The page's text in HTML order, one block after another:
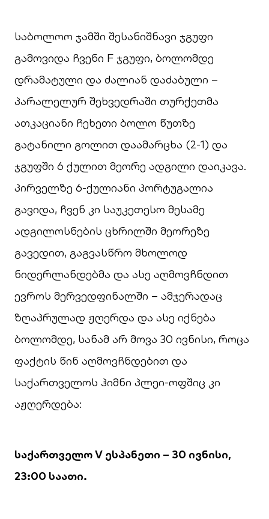
საბოლოო ჯამში შესანიშნავი ჯგუფი
გამოვიდა ჩვენი F ჯგუფი, ბოლომდე
დრამატული და ძალიან დაძაბული –
პარალელურ შეხვედრაში თურქეთმა
ათკაციანი ჩეხეთი ბოლო წუთზე
გატანილი გოლით დაამარცხა (2-1) და
ჯგუფში 6 ქულით მეორე ადგილი დაიკავა.
პირველზე 6-ქულიანი პორტუგალია
გავიდა, ჩვენ კი საუკეთესო მესამე
ადგილოსნების ცხრილში მეორეზე
გავედით, გაგვასწრო მხოლოდ
ნიდერლანდებმა და ასე აღმოვჩნდით
ევროს მერვედფინალში – ამჯერადაც
ზღაპრულად ჟღერდა და ასე იქნება
ბოლომდე, სანამ არ მოვა 30 ივნისი, როცა
ფაქტის წინ აღმოვჩნდებით და
საქართველოს ჰიმნი პლეი-ოფშიც კი
აჟღერდება:
საქართველოV ესპანეთი – 30 ივნისი,
23:00 საათი.